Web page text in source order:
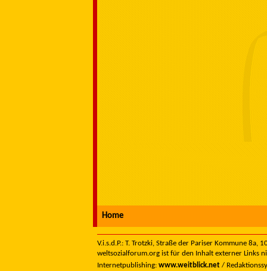
Home
V.i.s.d.P.: T. Trotzki, Straße der Pariser Kommune
weltsozialforum.org ist für den Inhalt externer Links
Internetpublishing: www.weitblick.net /